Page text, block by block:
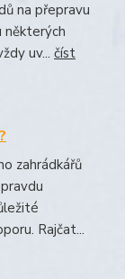
na přepravu
některých
uv... číst
zahrádkářů
Rajčat...